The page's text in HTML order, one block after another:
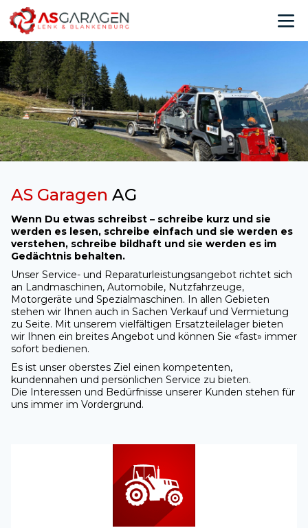
AS Garagen AG
Wenn Du etwas schreibst – schreibe kurz und sie
werden es lesen, schreibe einfach und sie werden es
verstehen, schreibe bildhaft und sie werden es im
Gedächtnis behalten.
Unser Service- und Reparaturleistungsangebot richtet sich
an Landmaschinen, Automobile, Nutzfahrzeuge,
Motorgeräte und Spezialmaschinen. In allen Gebieten
stehen wir Ihnen auch in Sachen Verkauf und Vermietung
zu Seite. Mit unserem vielfältigen Ersatzteilelager bieten
wir Ihnen ein breites Angebot und können Sie «fast» immer
sofort bedienen.
Es ist unser oberstes Ziel einen kompetenten,
kundennahen und persönlichen Service zu bieten.
Die Interessen und Bedürfnisse unserer Kunden stehen für
uns immer im Vordergrund.